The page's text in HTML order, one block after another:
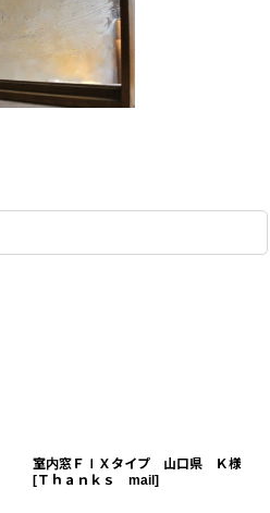
室内窓ＦＩＸタイプ 山口県 Ｋ様
[Ｔｈａｎｋｓ mail]